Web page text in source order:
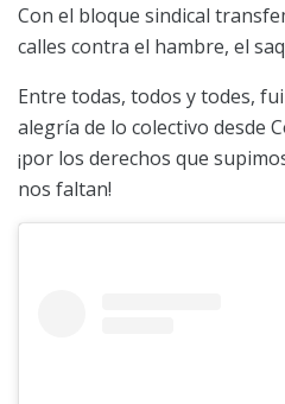
Con el bloque sindical
calles contra el hambre, el
Entre todas, todos y todes,
alegría de lo colectivo desde
¡por los derechos que
nos faltan!